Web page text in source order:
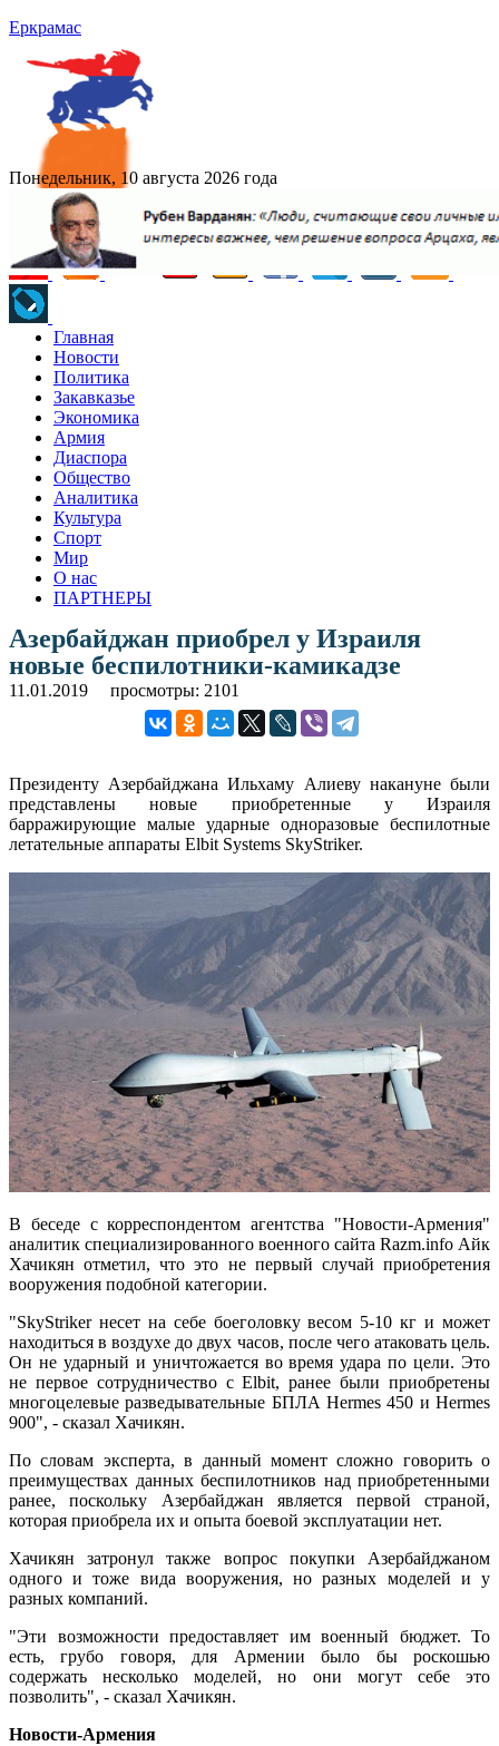
Еркрамас
Понедельник, 10 августа 2026 года
Главная
Новости
Политика
Закавказье
Экономика
Армия
Диаспора
Общество
Аналитика
Культура
Спорт
Мир
О нас
ПАРТНЕРЫ
Азербайджан приобрел у Израиля
новые беспилотники-камикадзе
11.01.2019 просмотры: 2101
Президенту Азербайджана Ильхаму Алиеву накануне были
представлены новые приобретенные у Израиля
барражирующие малые ударные одноразовые беспилотные
летательные аппараты Elbit Systems SkyStriker.
В беседе с корреспондентом агентства "Новости-Армения"
аналитик специализированного военного сайта Razm.info Айк
Хачикян отметил, что это не первый случай приобретения
вооружения подобной категории.
"SkyStriker несет на себе боеголовку весом 5-10 кг и может
находиться в воздухе до двух часов, после чего атаковать цель.
Он не ударный и уничтожается во время удара по цели. Это
не первое сотрудничество с Elbit, ранее были приобретены
многоцелевые разведывательные БПЛА Hermes 450 и Hermes
900", - сказал Хачикян.
По словам эксперта, в данный момент сложно говорить о
преимуществах данных беспилотников над приобретенными
ранее, поскольку Азербайджан является первой страной,
которая приобрела их и опыта боевой эксплуатации нет.
Хачикян затронул также вопрос покупки Азербайджаном
одного и тоже вида вооружения, но разных моделей и у
разных компаний.
"Эти возможности предоставляет им военный бюджет. То
есть, грубо говоря, для Армении было бы роскошью
содержать несколько моделей, но они могут себе это
позволить", - сказал Хачикян.
Новости-Армения